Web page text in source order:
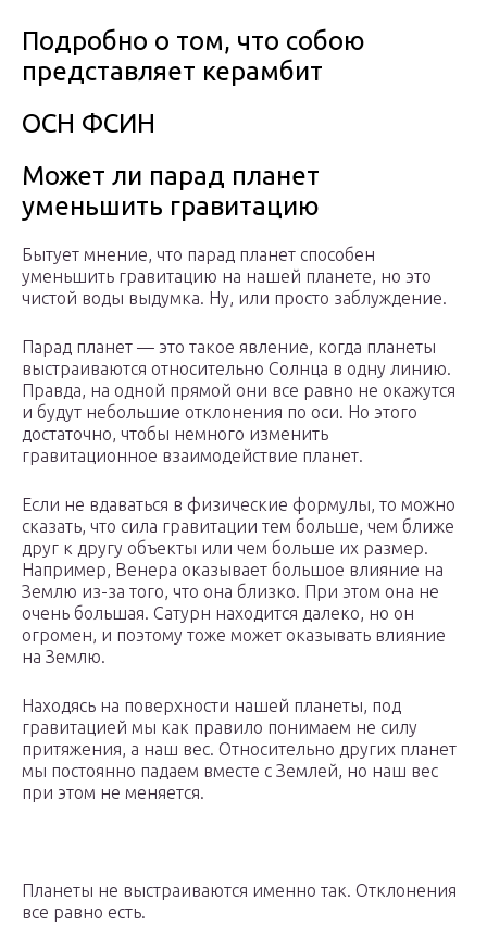
Подробно о том, что собою
представляет керамбит
ОСН ФСИН
Может ли парад планет
уменьшить гравитацию
Бытует мнение, что парад планет способен
уменьшить гравитацию на нашей планете, но это
чистой воды выдумка. Ну, или просто заблуждение.
Парад планет — это такое явление, когда планеты
выстраиваются относительно Солнца в одну линию.
Правда, на одной прямой они все равно не окажутся
и будут небольшие отклонения по оси. Но этого
достаточно, чтобы немного изменить
гравитационное взаимодействие планет.
Если не вдаваться в физические формулы, то можно
сказать, что сила гравитации тем больше, чем ближе
друг к другу объекты или чем больше их размер.
Например, Венера оказывает большое влияние на
Землю из-за того, что она близко. При этом она не
очень большая. Сатурн находится далеко, но он
огромен, и поэтому тоже может оказывать влияние
на Землю.
Находясь на поверхности нашей планеты, под
гравитацией мы как правило понимаем не силу
притяжения, а наш вес. Относительно других планет
мы постоянно падаем вместе с Землей, но наш вес
при этом не меняется.
Планеты не выстраиваются именно так. Отклонения
все равно есть.